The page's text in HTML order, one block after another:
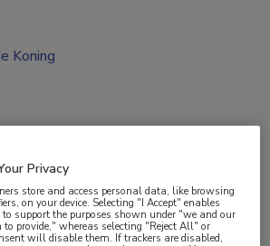
Koning
,Bacteriële infecties ,
Privacy
store and access personal data, like browsing
on your device. Selecting "I Accept" enables
support the purposes shown under "we and our
to provide," whereas selecting "Reject All" or
will disable them. If trackers are disabled,